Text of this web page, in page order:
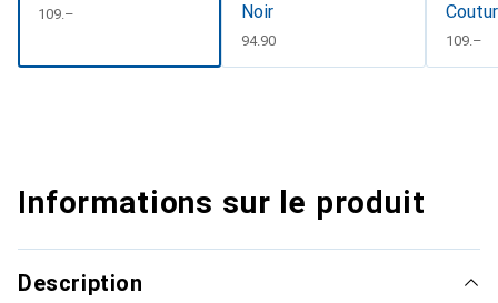
CHF
109.–
Noir
CHF
94.90 CHF
109.–
Informations sur le produit
Description